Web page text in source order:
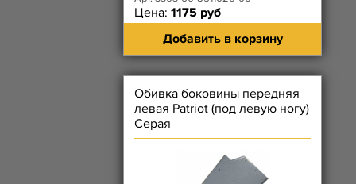
Цена: 1175 руб
Добавить в корзину
Обивка боковины передняя
левая Patriot (под левую ногу)
Серая